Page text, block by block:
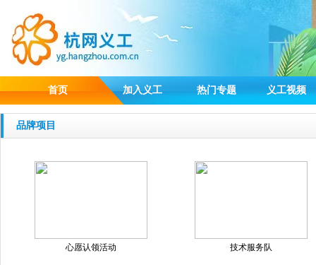
首页 加入义工 热门专题 义工视频
品牌项目
心愿认领活动 技术服务队